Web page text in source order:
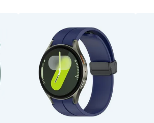
som føles behagelig mot huden
for perfekt passform på håndleddet
klokken din ekstra stil
og størrelser av Samsung Galaxy
EDA007783301A
Armbånd